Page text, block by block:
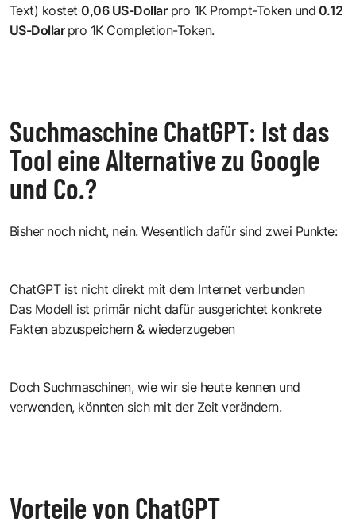
Text) kostet0,06 US-Dollarpro 1K Prompt-Token und 0.12
US-Dollar pro 1K Completion-Token.
Suchmaschine ChatGPT: Ist das
Tool eine Alternative zu Google
und Co.?
Bisher noch nicht, nein. Wesentlich dafür sind zwei Punkte:
ChatGPT ist nicht direkt mit dem Internet verbunden
Das Modell ist primär nicht dafür ausgerichtet konkrete
Fakten abzuspeichern & wiederzugeben
Doch Suchmaschinen, wie wir sie heute kennen und
verwenden, könnten sich mit der Zeit verändern.
Vorteile von ChatGPT